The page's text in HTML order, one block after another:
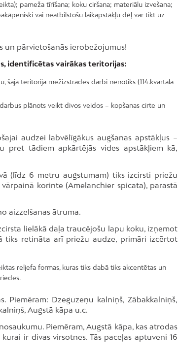
pameža tīrīšana; koku ciršana; materiālu izvešana;
vai neatbilstošu laikapstākļu dēļ var tikt uz
un pārvietošanās ierobežojumus!
identificētas vairākas teritorijas:
šajā teritorijā mežizstrādes darbi nenotiks (114.kvartāla
plānots veikt divos veidos – kopšanas cirte un
audzei labvēlīgākus augšanas apstākļus –
pret tādiem apkārtējās vides apstākļiem kā,
(līdz 6 metru augstumam) tiks izcirsti priežu
korinte (Amelanchier spicata), parastā
aizzelšanas ātruma.
lielākā daļa traucējošu lapu koku, izņemot
tiks retināta arī priežu audze, primāri izcērtot
reljefa formas, kuras tiks dabā tiks akcentētas un
Dzeguzeņu kalniņš, Zābakkalniņš,
Augstā kāpa u.c.
Piemēram, Augstā kāpa, kas atrodas
ir divas virsotnes. Tās paceļas aptuveni 16